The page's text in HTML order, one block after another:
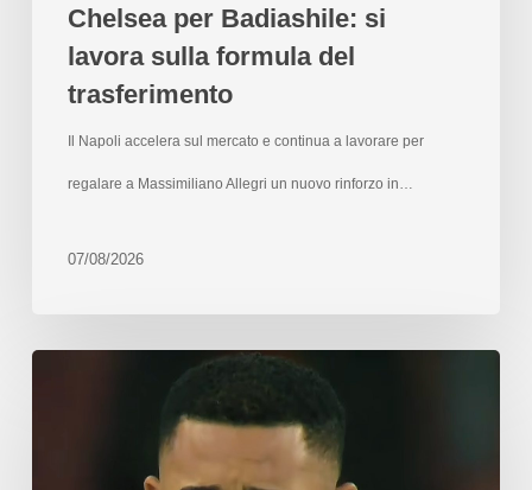
Chelsea per Badiashile: si
lavora sulla formula del
trasferimento
Il Napoli accelera sul mercato e continua a lavorare per
regalare a Massimiliano Allegri un nuovo rinforzo in…
07/08/2026